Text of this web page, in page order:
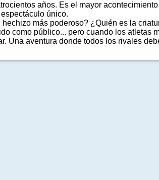
años. Es el mayor
único.
más poderoso? ¿Quién es la
como público... pero cuando los atletas
Una aventura donde todos los rivales